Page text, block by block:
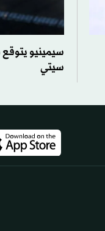
سيمينيو
سيتي